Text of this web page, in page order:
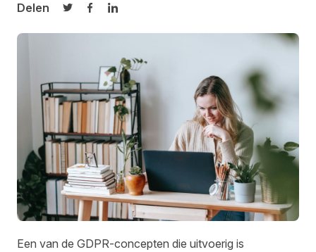
Delen
Delen op Twitter
Delen op Facebook
Delen op LinkedIn
Een van de GDPR-concepten die uitvoerig is